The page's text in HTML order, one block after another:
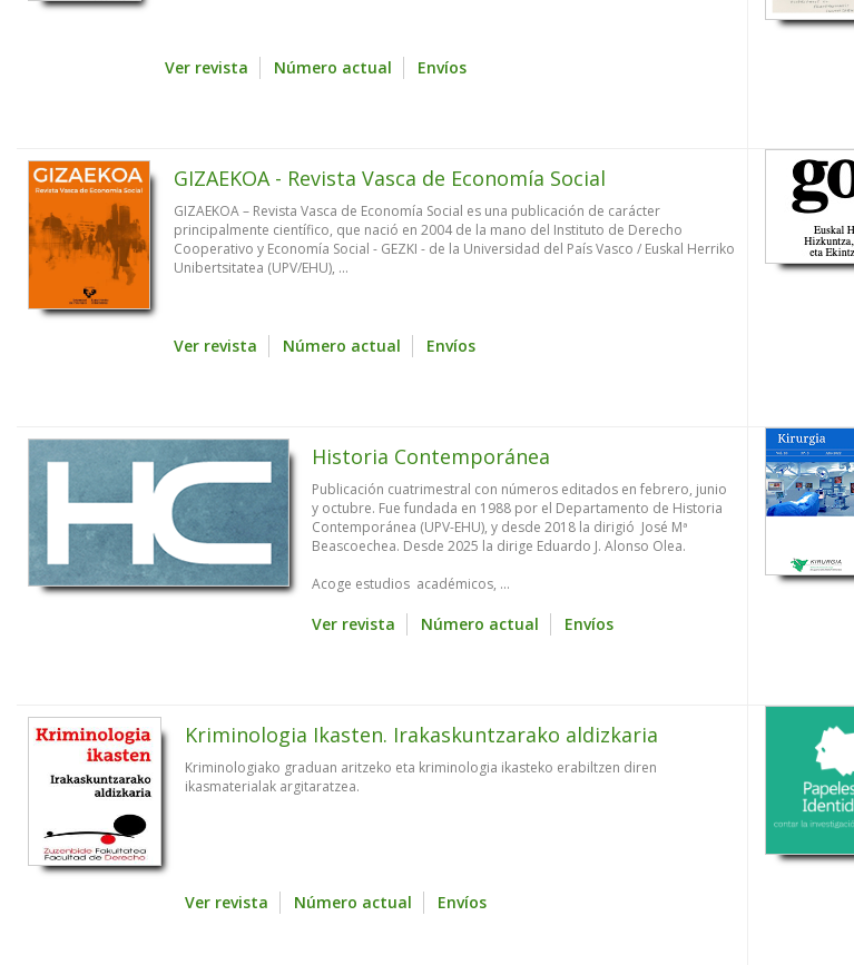
Ver revista Número actual Envíos
GIZAEKOA - Revista Vasca de Economía Social
GIZAEKOA – Revista Vasca de Economía Social es una publicación de carácter
principalmente científico, que nació en 2004 de la mano del Instituto de Derecho
Cooperativo y Economía Social - GEZKI - de la Universidad del País Vasco / Euskal Herriko
Unibertsitatea (UPV/EHU), ...
Ver revista Número actual Envíos
Historia Contemporánea
Publicación cuatrimestral con números editados en febrero, junio
y octubre. Fue fundada en 1988 por el Departamento de Historia
Contemporánea (UPV-EHU), y desde 2018 la dirigió José Mª
Beascoechea. Desde 2025 la dirige Eduardo J. Alonso Olea.
Acoge estudios académicos, ...
Ver revista Número actual Envíos
Kriminologia Ikasten. Irakaskuntzarako aldizkaria
Kriminologiako graduan aritzeko eta kriminologia ikasteko erabiltzen diren
ikasmaterialak argitaratzea.
Ver revista Número actual Envíos